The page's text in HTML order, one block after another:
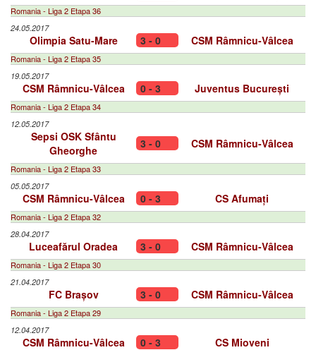
Romania - Liga 2 Etapa 36
24.05.2017
Olimpia Satu-Mare 3 - 0 CSM Râmnicu-Vâlcea
Romania - Liga 2 Etapa 35
19.05.2017
CSM Râmnicu-Vâlcea 0 - 3 Juventus București
Romania - Liga 2 Etapa 34
12.05.2017
Sepsi OSK Sfântu
Gheorghe
3 - 0 CSM Râmnicu-Vâlcea
Romania - Liga 2 Etapa 33
05.05.2017
CSM Râmnicu-Vâlcea 0 - 3 CS Afumați
Romania - Liga 2 Etapa 32
28.04.2017
Luceafărul Oradea 3 - 0 CSM Râmnicu-Vâlcea
Romania - Liga 2 Etapa 30
21.04.2017
FC Brașov 3 - 0 CSM Râmnicu-Vâlcea
Romania - Liga 2 Etapa 29
12.04.2017
CSM Râmnicu-Vâlcea 0 - 3 CS Mioveni